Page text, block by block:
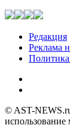
Редакция
Реклама
© AST-